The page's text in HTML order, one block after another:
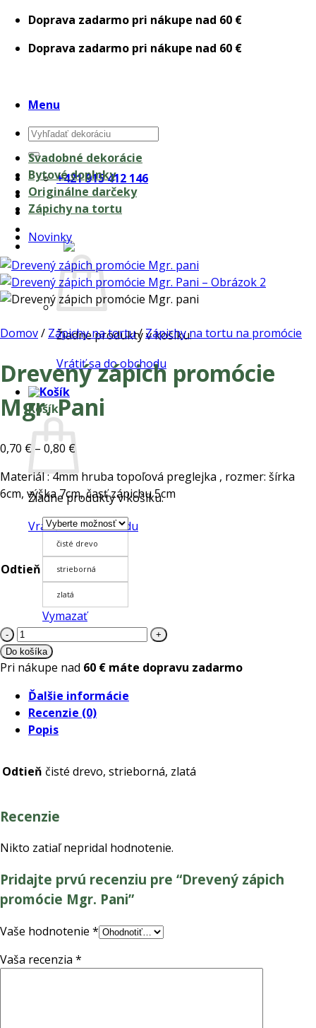
Skip
content
Doprava zadarmo pri nákupe nad 60 €
Doprava zadarmo pri nákupe nad 60 €
Menu
Hľadať:
+421 915 412 146
0,00€
Žiadne produkty v košíku.
Vrátiť sa do obchodu
Košík
Žiadne produkty v košíku.
Vrátiť sa do obchodu
Svadobné dekorácie
Bytové doplnky
Originálne darčeky
Zápichy na tortu
Novinky
Domov/ Zápichy na tortu/ Zápichy na tortu na promócie
Drevený zápich promócie
Mgr. Pani
0,70 € – 0,80 €Price
0,70 €
through
0,80 €
Materiál : 4mm hruba topoľová preglejka , rozmer: šírka
6cm, výška 7cm, časť zápichu 5cm
Odtieň
čisté drevo
strieborná
zlatá
Vymazať
množstvo
Drevený
zápich
Mgr.
Pani
Do košíka
Pri nákupe nad 60 € máte dopravu zadarmo
Ďalšie informácie
Recenzie (0)
Popis
Odtieň čisté drevo, strieborná, zlatá
Recenzie
Nikto zatiaľ nepridal hodnotenie.
Pridajte prvú recenziu pre “Drevený zápich
promócie Mgr. Pani”
Vaše hodnotenie *
Vaša recenzia *